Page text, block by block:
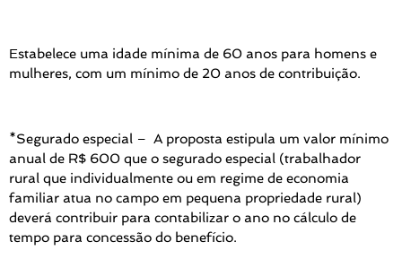
Estabelece uma idade mínima de 60 anos para homens e
mulheres, com um mínimo de 20 anos de contribuição.
*Segurado especial – A proposta estipula um valor mínimo
anual de R$ 600 que o segurado especial (trabalhador
rural que individualmente ou em regime de economia
familiar atua no campo em pequena propriedade rural)
deverá contribuir para contabilizar o ano no cálculo de
tempo para concessão do benefício.